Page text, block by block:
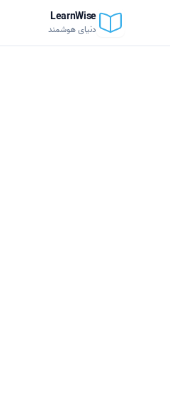
LearnWise
دنیای هوشمند